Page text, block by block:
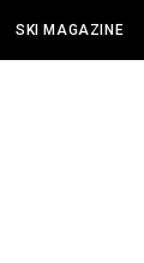
SKI MAGAZINE